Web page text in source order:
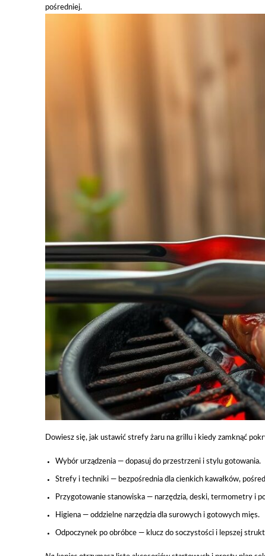
pośredniej.
Dowiesz się, jak ustawić strefy żaru na grillu i kiedy zamknąć
Wybór urządzenia — dopasuj do przestrzeni i stylu gotowania.
Strefy i techniki — bezpośrednia dla cienkich kawałków,
Przygotowanie stanowiska — narzędzia, deski, termometry i
Higiena — oddzielne narzędzia dla surowych i gotowych mięs.
Odpoczynek po obróbce — klucz do soczystości i lepszej